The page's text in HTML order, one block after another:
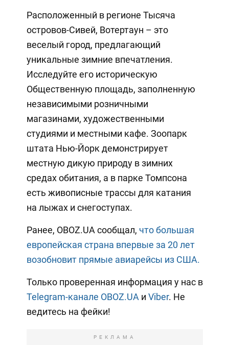
Расположенный в регионе Тысяча
островов-Сивей, Вотертаун – это
веселый город, предлагающий
уникальные зимние впечатления.
Исследуйте его историческую
Общественную площадь, заполненную
независимыми розничными
магазинами, художественными
студиями и местными кафе. Зоопарк
штата Нью-Йорк демонстрирует
местную дикую природу в зимних
средах обитания, а в парке Томпсона
есть живописные трассы для катания
на лыжах и снегоступах.
Ранее, OBOZ.UA сообщал, что большая
европейская страна впервые за 20 лет
возобновит прямые авиарейсы из США.
Только проверенная информация у нас в
Telegram-канале OBOZ.UA и Viber. Не
ведитесь на фейки!
РЕКЛАМА